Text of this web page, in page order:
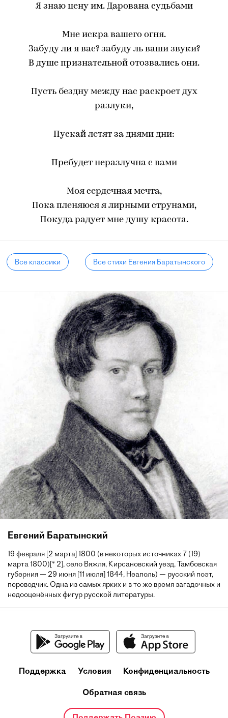
Я знаю цену им. Дарована судьбами
Мне искра вашего огня.
Забуду ли я вас? забуду ль ваши звуки?
В душе признательной отозвались они.
Пусть бездну между нас раскроет дух
разлуки,
Пускай летят за днями дни:
Пребудет неразлучна с вами
Моя сердечная мечта,
Пока пленяюся я лирными струнами,
Покуда радует мне душу красота.
Все классики Все стихи Евгения Баратынского
Евгений Баратынский
19 февраля [2 марта] 1800 (в некоторых источниках 7 (19)
марта 1800)[* 2], село Вяжля, Кирсановский уезд, Тамбовская
губерния — 29 июня [11 июля] 1844, Неаполь) — русский поэт,
переводчик. Одна из самых ярких и в то же время загадочных и
недооценённых фигур русской литературы.
Поддержка Условия Конфиденциальность
Обратная связь